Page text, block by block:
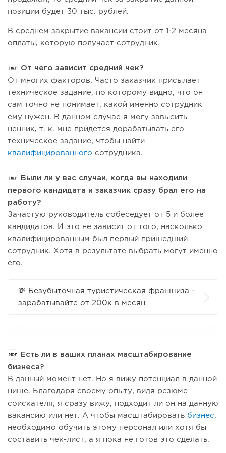
позиции будет 30 тыс. рублей.
В среднем закрытие вакансии стоит от 1-2 месяца
оплаты, которую получает сотрудник.
От чего зависит средний чек?
От многих факторов. Часто заказчик присылает
техническое задание, по которому видно, что он
сам точно не понимает, какой именно сотрудник
ему нужен. В данном случае я могу завысить
ценник, т. к. мне придется дорабатывать его
техническое задание, чтобы найти
квалифицированного сотрудника.
Были ли у вас случаи, когда вы находили
первого кандидата и заказчик сразу брал его на
работу?
Зачастую руководитель собеседует от 5 и более
кандидатов. И это не зависит от того, насколько
квалифицированным был первый пришедший
сотрудник. Хотя в результате выбрать могут именно
его.
💸 Безубыточная туристическая франшиза -
зарабатывайте от 200к в месяц
Есть ли в ваших планах масштабирование
бизнеса?
В данный момент нет. Но я вижу потенциал в данной
нише. Благодаря своему опыту, видя резюме
соискателя, я сразу вижу, подходит ли он на данную
вакансию или нет. А чтобы масштабировать бизнес,
необходимо обучить этому персонал или хотя бы
составить чек-лист, а я пока не готов это сделать.